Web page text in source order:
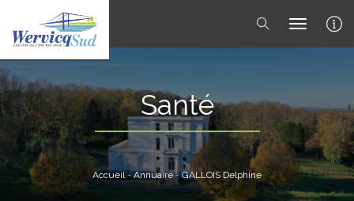
toggle
Santé
Accueil - Annuaire - GALLOIS Delphine